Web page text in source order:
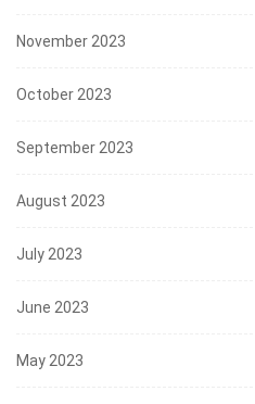
November 2023
October 2023
September 2023
August 2023
July 2023
June 2023
May 2023